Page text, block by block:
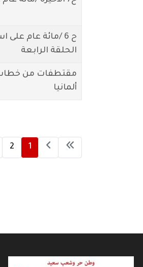
ح 6 /مائة عام
الحلقة الرابعة
ألمانيا
1
2